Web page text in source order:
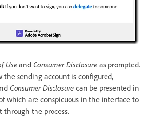
Use and Consumer Disclosure as prompted.
the sending account is configured,
Consumer Disclosure can be presented in
which are conspicuous in the interface to
the process.